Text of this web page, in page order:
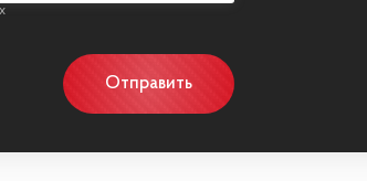
от Кремля, Храма Христа
кольца на автомобиле – 1,3 км.
находящиеся на противоположной
в сердце столицы.
Отправить